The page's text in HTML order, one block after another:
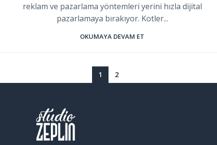
reklam ve pazarlama yöntemleri yerini hızla dijital
pazarlamaya bırakıyor. Kotler...
OKUMAYA DEVAM ET
1 2